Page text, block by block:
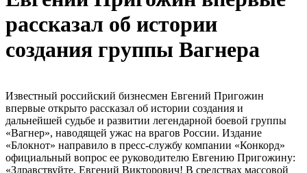
рассказал об истории
создания группы Вагнера
Известный российский бизнесмен Евгений Пригожин
впервые открыто рассказал об истории создания и
дальнейшей судьбе и развитии легендарной боевой группы
«Вагнер», наводящей ужас на врагов России. Издание
«Блокнот» направило в пресс-службу компании «Конкорд»
официальный вопрос ее руководителю Евгению Пригожину:
«Здравствуйте, Евгений Викторович! В средствах массовой